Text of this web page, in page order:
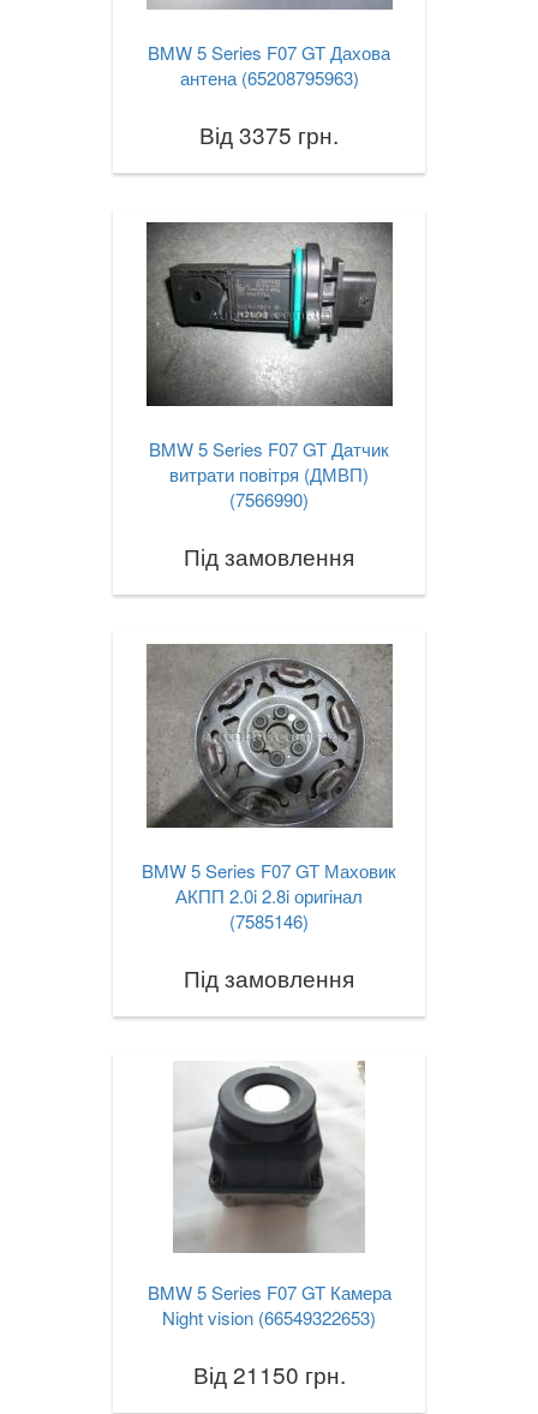
BMW 5 Series F07 GT Дахова
антена (65208795963)
Від 3375 грн.
BMW 5 Series F07 GT Датчик
витрати повітря (ДМВП)
(7566990)
Під замовлення
BMW 5 Series F07 GT Маховик
АКПП 2.0i 2.8i оригінал
(7585146)
Під замовлення
BMW 5 Series F07 GT Камера
Night vision (66549322653)
Від 21150 грн.